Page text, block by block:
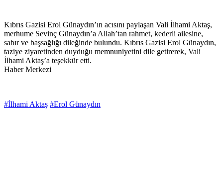
Kıbrıs Gazisi Erol Günaydın’ın acısını paylaşan Vali İlhami Aktaş,
merhume Sevinç Günaydın’a Allah’tan rahmet, kederli ailesine,
sabır ve başsağlığı dileğinde bulundu. Kıbrıs Gazisi Erol Günaydın,
taziye ziyaretinden duyduğu memnuniyetini dile getirerek, Vali
İlhami Aktaş’a teşekkür etti.
Haber Merkezi
#İlhami Aktaş #Erol Günaydın